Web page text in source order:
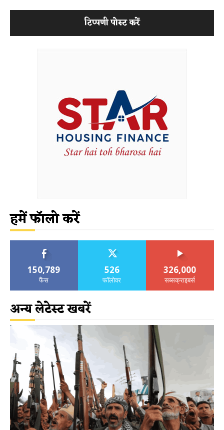
हमें फॉलो करें
150,789
फैंस
526
फॉलोवर
326,000
सब्सक्राइबर्स
अन्य लेटेस्ट खबरें